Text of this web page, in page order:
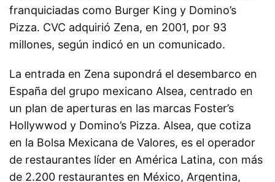
franquiciadas como Burger King y Domino’s
Pizza. CVC adquirió Zena, en 2001, por 93
millones, según indicó en un comunicado.
La entrada en Zena supondrá el desembarco en
España del grupo mexicano Alsea, centrado en
un plan de aperturas en las marcas Foster’s
Hollywwod y Domino’s Pizza. Alsea, que cotiza
en la Bolsa Mexicana de Valores, es el operador
de restaurantes líder en América Latina, con más
de 2.200 restaurantes en México, Argentina,